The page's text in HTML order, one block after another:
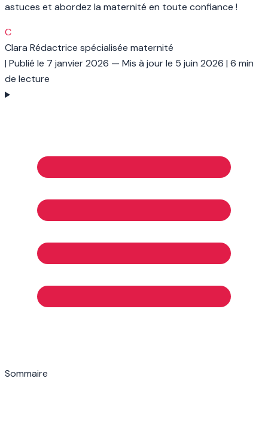
astuces et abordez la maternité en toute confiance !
C
Clara Rédactrice spécialisée maternité
| Publié le 7 janvier 2026 — Mis à jour le 5 juin 2026 | 6 min
de lecture
Sommaire